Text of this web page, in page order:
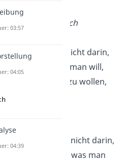
kann
Richard David Bach
Glück besteht nicht darin,
zu haben, was man will,
darin, das zu wollen,
man hat
Freiheit besteht nicht darin,
man tun kann, was man
03:57
04:05
04:39